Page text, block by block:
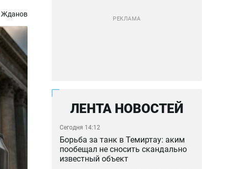
Жданов
ЛЕНТА НОВОСТЕЙ
Сегодня 14:12
Борьба за танк в Темиртау: аким
пообещал не сносить скандально
известный объект